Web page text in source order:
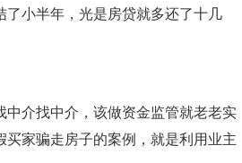
小半年，光是房贷就多还了十几
中介找中介，该做资金监管就老老实
家骗走房子的案例，就是利用业主